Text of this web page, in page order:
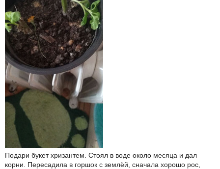
Подари букет хризантем. Стоял в воде около месяца и дал
корни. Пересадила в горшок с землёй, сначала хорошо рос,